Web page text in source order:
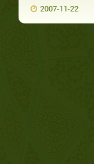
2007-11-22